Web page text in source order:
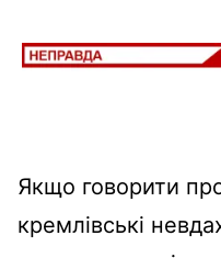
Якщо говорити
кремлівські